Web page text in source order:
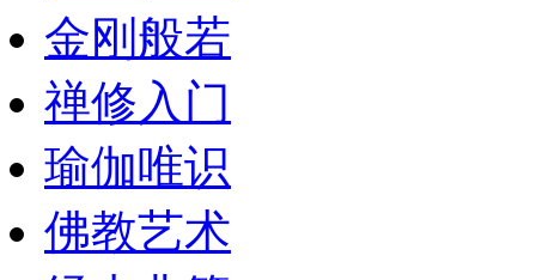
金刚般若
禅修入门
瑜伽唯识
佛教艺术